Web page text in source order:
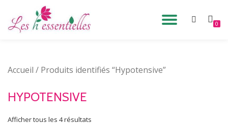
Aller
0
Accueil / Produits identifiés “Hypotensive”
HYPOTENSIVE
Afficher tous les 4 résultats